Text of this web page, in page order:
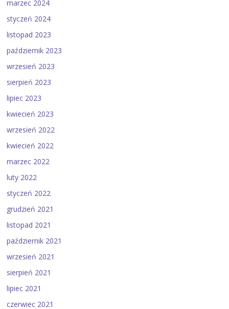
marzec 2024
styczeń 2024
listopad 2023
październik 2023
wrzesień 2023
sierpień 2023
lipiec 2023
kwiecień 2023
wrzesień 2022
kwiecień 2022
marzec 2022
luty 2022
styczeń 2022
grudzień 2021
listopad 2021
październik 2021
wrzesień 2021
sierpień 2021
lipiec 2021
czerwiec 2021